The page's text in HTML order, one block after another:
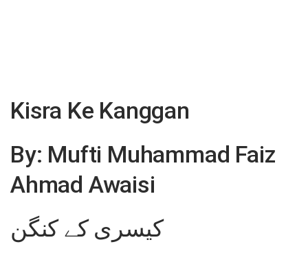
Kisra Ke Kanggan
By: Mufti Muhammad Faiz
Ahmad Awaisi
کیسری کے کنگن